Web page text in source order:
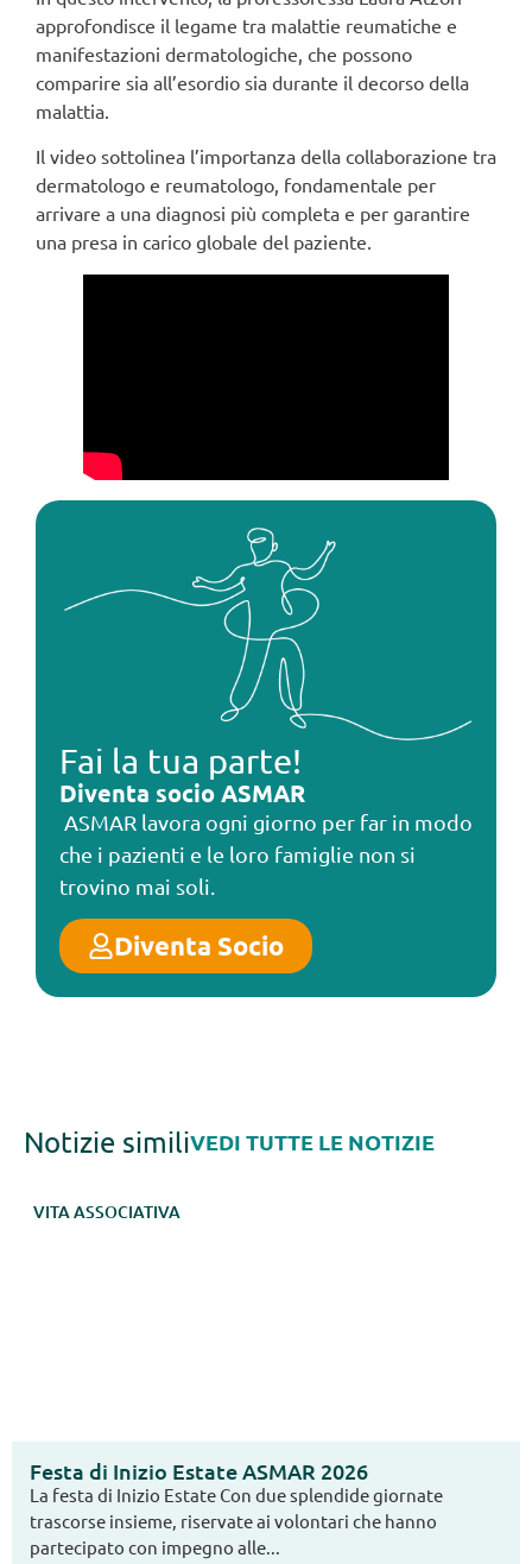
approfondisce il legame tra malattie reumatiche e
manifestazioni dermatologiche, che possono
comparire sia all’esordio sia durante il decorso della
malattia.
Il video sottolinea l’importanza della collaborazione tra
dermatologo e reumatologo, fondamentale per
arrivare a una diagnosi più completa e per garantire
una presa in carico globale del paziente.
Fai la tua parte!
Diventa socio ASMAR
ASMAR lavora ogni giorno per far in modo
che i pazienti e le loro famiglie non si
trovino mai soli.
Diventa Socio
Notizie similiVEDI TUTTE LE NOTIZIE
VITA ASSOCIATIVA
Festa di Inizio Estate ASMAR 2026
La festa di Inizio Estate Con due splendide giornate
trascorse insieme, riservate ai volontari che hanno
partecipato con impegno alle...